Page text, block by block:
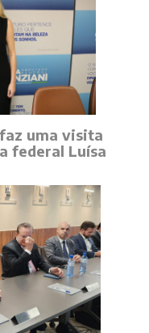
uma visita
federal Luísa